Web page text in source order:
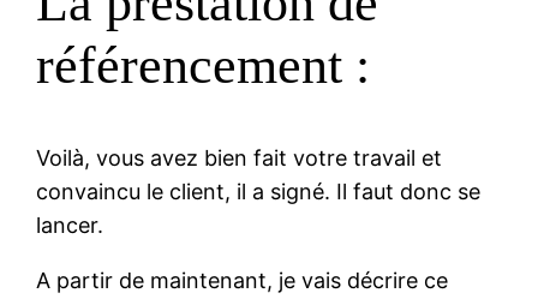
référencement :
Voilà, vous avez bien fait votre travail et
convaincu le client, il a signé. Il faut donc se
lancer.
A partir de maintenant, je vais décrire ce